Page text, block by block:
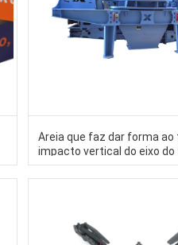
Areia que faz dar forma
impacto vertical do eixo
industrial com modos de